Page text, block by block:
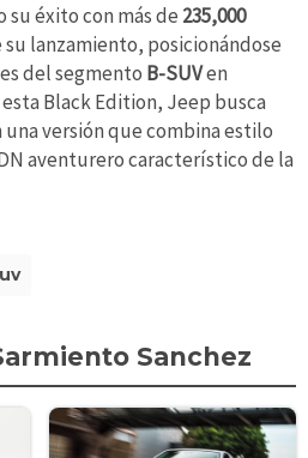
su éxito con más de 235,000
su lanzamiento, posicionándose
del segmento B-SUVen
Black Edition, Jeep busca
versión que combina estilo
aventurero característico de la
Sanchez